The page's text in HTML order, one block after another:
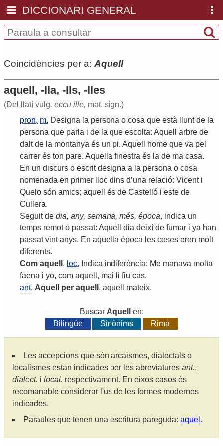
DICCIONARI GENERAL
Coincidències per a: Aquell
aquell, -lla, -lls, -lles
(Del llatí vulg. eccu ille, mat. sign.)
pron. m. Designa la persona o cosa que està llunt de la
persona que parla i de la que escolta: Aquell arbre de
dalt de la montanya és un pi. Aquell home que va pel
carrer és ton pare. Aquella finestra és la de ma casa.
En un discurs o escrit designa a la persona o cosa
nomenada en primer lloc dins d’una relació: Vicent i
Quelo són amics; aquell és de Castelló i este de
Cullera.
Seguit de dia, any, semana, més, época, indica un
temps remot o passat: Aquell dia deixí de fumar i ya han
passat vint anys. En aquella época les coses eren molt
diferents.
Com aquell , loc. Indica indiferència: Me manava molta
faena i yo, com aquell , mai li fiu cas.
ant. Aquell per aquell , aquell mateix.
Buscar Aquell
en:
Bilingüe
Sinònims Rima
Les accepcions que són arcaismes, dialectals o
localismes estan indicades per les abreviatures ant.,
dialect. i local. respectivament. En eixos casos és
recomanable considerar l'us de les formes modernes
indicades.
Paraules que tenen una escritura pareguda: aquel .